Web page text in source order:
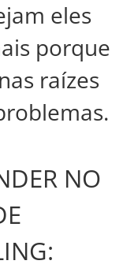
eles
porque
raízes
NO